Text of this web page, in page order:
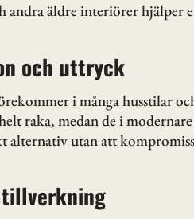
andra äldre interiörer
och uttryck
i många husstilar
raka, medan de i
alternativ utan att